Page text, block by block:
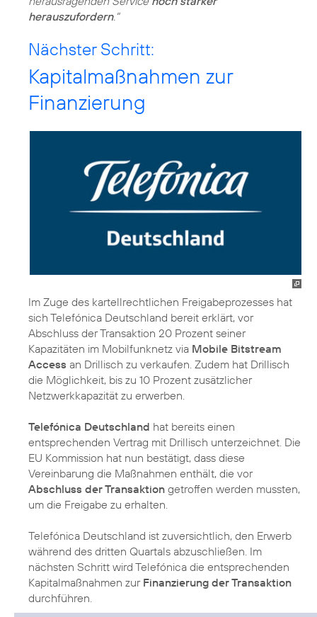
herauszufordern."
Nächster Schritt:
Kapitalmaßnahmen zur
Finanzierung
Im Zuge des kartellrechtlichen Freigabeprozesses hat
sich Telefónica Deutschland bereit erklärt, vor
Abschluss der Transaktion 20 Prozent seiner
Kapazitäten im Mobilfunknetz via Mobile Bitstream
Access an Drillisch zu verkaufen. Zudem hat Drillisch
die Möglichkeit, bis zu 10 Prozent zusätzlicher
Netzwerkkapazität zu erwerben.
Telefónica Deutschland hat bereits einen
entsprechenden Vertrag mit Drillisch unterzeichnet. Die
EU Kommission hat nun bestätigt, dass diese
Vereinbarung die Maßnahmen enthält, die vor
Abschluss der Transaktion getroffen werden mussten,
um die Freigabe zu erhalten.
Telefónica Deutschland ist zuversichtlich, den Erwerb
während des dritten Quartals abzuschließen. Im
nächsten Schritt wird Telefónica die entsprechenden
Kapitalmaßnahmen zur Finanzierung der Transaktion
durchführen.